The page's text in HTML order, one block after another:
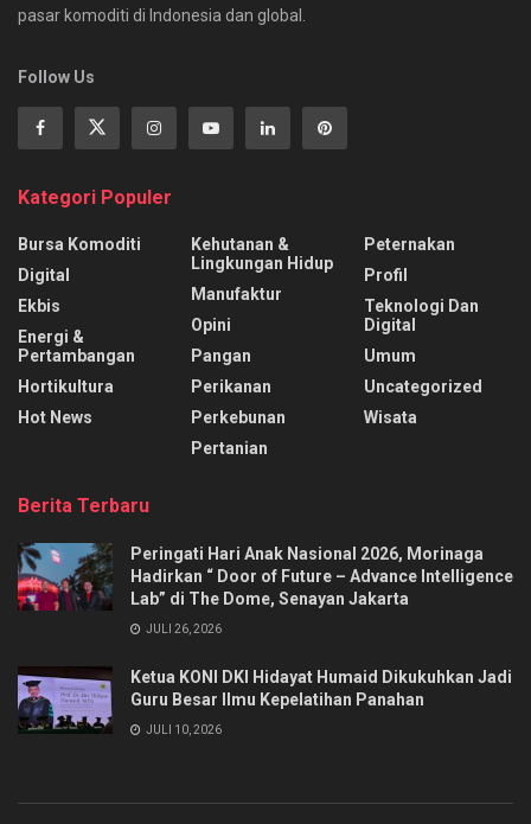
pasar komoditi di Indonesia dan global.
Follow Us
Kategori Populer
Bursa Komoditi
Digital
Ekbis
Energi &
Pertambangan
Hortikultura
Hot News
Kehutanan &
Lingkungan Hidup
Manufaktur
Opini
Pangan
Perikanan
Perkebunan
Pertanian
Peternakan
Profil
Teknologi Dan
Digital
Umum
Uncategorized
Wisata
Berita Terbaru
Peringati Hari Anak Nasional 2026, Morinaga
Hadirkan “ Door of Future – Advance Intelligence
Lab” di The Dome, Senayan Jakarta
JULI 26, 2026
Ketua KONI DKI Hidayat Humaid Dikukuhkan Jadi
Guru Besar Ilmu Kepelatihan Panahan
JULI 10, 2026